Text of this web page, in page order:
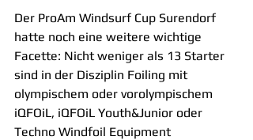
Der ProAm Windsurf Cup Surendorf
hatte noch eine weitere wichtige
Facette: Nicht weniger als 13 Starter
sind in der Disziplin Foiling mit
olympischem oder vorolympischem
iQFOiL, iQFOiL Youth&Junior oder
Techno Windfoil Equipment